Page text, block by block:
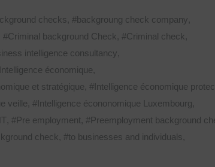
checks, #backgroung check company,
#Criminal background Check, #Criminal check,
intelligence consultancy,
économique,
et stratégique, #Intelligence économique
veille, #Intelligence écononomique Luxembourg,
, #Pre employment, #Preemployment background
check, #to businesses and individuals,